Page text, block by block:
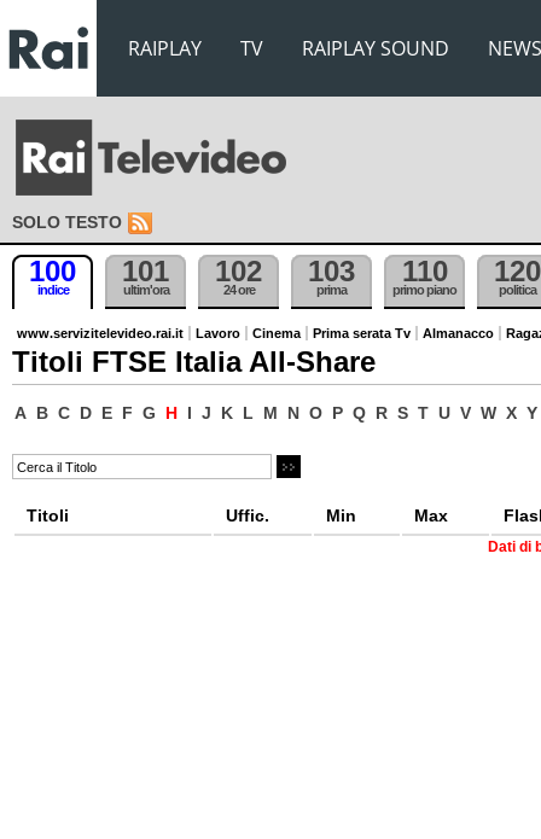
RAIPLAY TV RAIPLAY SOUND NEWS
SOLO TESTO
100
indice
101
ultim'ora
102
24 ore
103
prima
110
primo piano
120
politica
www.servizitelevideo.rai.it Lavoro Cinema Prima serata Tv Almanacco
Titoli FTSE Italia All-Share
A B C D E F G H I J K L M N O P Q R S T U V W X Y
Titoli Uffic. Min Max
Dati di